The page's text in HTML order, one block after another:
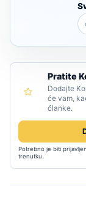
Pratite
Dodajte
će vam,
članke.
Potrebno je biti
trenutku.